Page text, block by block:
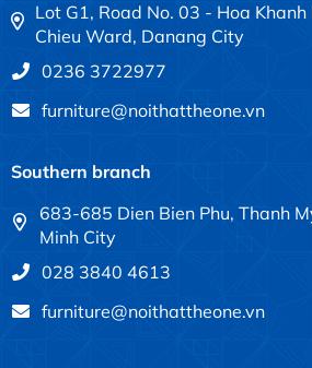
Lot G1, Road No. 03 - Hoa
Chieu Ward, Danang City
0236 3722977
furniture@noithattheone.vn
Southern branch
683-685 Dien Bien Phu, Thanh
Minh City
028 3840 4613
furniture@noithattheone.vn